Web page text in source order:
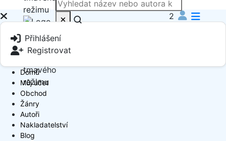
Produkt
Book Author
2
Přihlášení
Registrovat
Domů
Můj účet
Obchod
Žánry
Autoři
Nakladatelství
Blog